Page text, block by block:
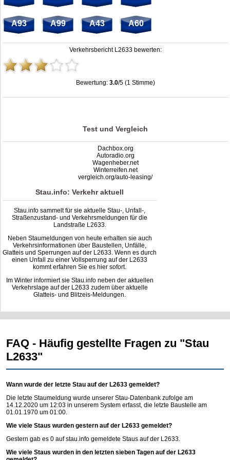
A93 A99 A43 A60
Verkehrsbericht L2633 bewerten:
Bewertung: 3.0/5 (1 Stimme)
Stau L2633: Unfälle, Sperrung & Baustellen | Staumelder L2633 ,3.0out of5
Test und Vergleich
Dachbox.org
Autoradio.org
Wagenheber.net
Winterreifen.net
vergleich.org/auto-leasing/
Stau.info: Verkehr aktuell
Stau.info sammelt für sie aktuelle Stau-, Unfall-,
Straßenzustand- und Verkehrsmeldungen für die
Landstraße L2633.
Neben Staumeldungen von heute erhalten sie auch
Verkehrsinformationen über Baustellen, Unfälle,
Glatteis und Sperrungen auf der L2633. Wenn es durch
einen Unfall zu einer Vollsperrung auf der L2633
kommt erfahren Sie es hier sofort.
Im Winter informiert sie Stau.info neben der aktuellen
Verkehrslage auf der L2633 zudem über aktuelle
Glatteis- und Blitzeis-Meldungen.
FAQ - Häufig gestellte Fragen zu "Stau
L2633"
Wann wurde der letzte Stau auf der L2633 gemeldet?
Die letzte Staumeldung wurde unserer Stau-Datenbank zufolge am
14.12.2020 um 12:03 in unserem System erfasst, die letzte Baustelle am
01.01.1970 um 01:00.
Wie viele Staus wurden gestern auf der L2633 gemeldet?
Gestern gab es 0 aufstau.info gemeldete Staus auf der L2633.
Wie viele Staus wurden in den letzten sieben Tagen auf der L2633